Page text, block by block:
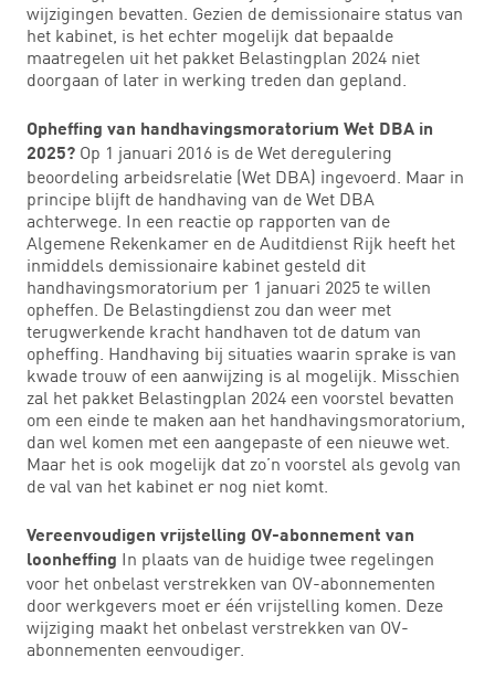
wijzigingen bevatten. Gezien de demissionaire status van
het kabinet, is het echter mogelijk dat bepaalde
maatregelen uit het pakket Belastingplan 2024 niet
doorgaan of later in werking treden dan gepland.
Opheffing van handhavingsmoratorium Wet DBA in
2025? Op 1 januari 2016 is de Wet deregulering
beoordeling arbeidsrelatie (Wet DBA) ingevoerd. Maar in
principe blijft de handhaving van de Wet DBA
achterwege. In een reactie op rapporten van de
Algemene Rekenkamer en de Auditdienst Rijk heeft het
inmiddels demissionaire kabinet gesteld dit
handhavingsmoratorium per 1 januari 2025 te willen
opheffen. De Belastingdienst zou dan weer met
terugwerkende kracht handhaven tot de datum van
opheffing. Handhaving bij situaties waarin sprake is van
kwade trouw of een aanwijzing is al mogelijk. Misschien
zal het pakket Belastingplan 2024 een voorstel bevatten
om een einde te maken aan het handhavingsmoratorium,
dan wel komen met een aangepaste of een nieuwe wet.
Maar het is ook mogelijk dat zo’n voorstel als gevolg van
de val van het kabinet er nog niet komt.
Vereenvoudigen vrijstelling OV-abonnement van
loonheffing In plaats van de huidige twee regelingen
voor het onbelast verstrekken van OV-abonnementen
door werkgevers moet er één vrijstelling komen. Deze
wijziging maakt het onbelast verstrekken van OV-
abonnementen eenvoudiger.